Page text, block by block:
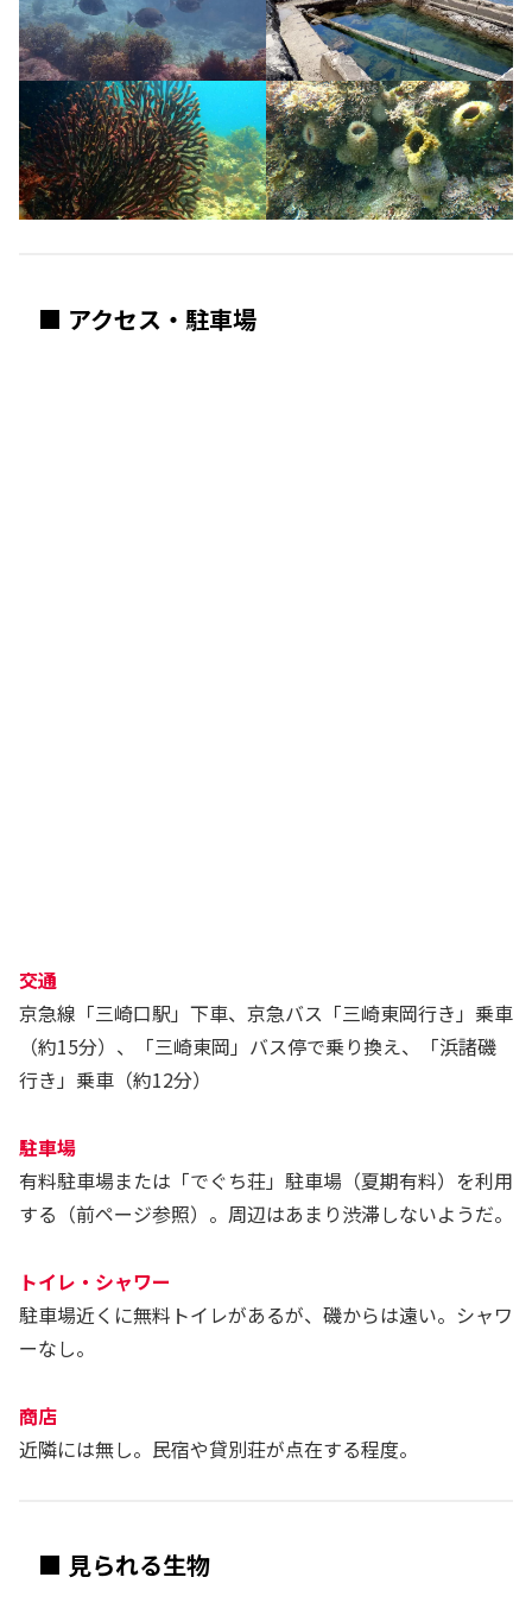
■ アクセス・駐車場
交通
京急線「三崎口駅」下車、京急バス「三崎東岡行き」乗車
（約15分）、「三崎東岡」バス停で乗り換え、「浜諸磯
行き」乗車（約12分）
駐車場
有料駐車場または「でぐち荘」駐車場（夏期有料）を利用
する（前ページ参照）。周辺はあまり渋滞しないようだ。
トイレ・シャワー
駐車場近くに無料トイレがあるが、磯からは遠い。シャワ
ーなし。
商店
近隣には無し。民宿や貸別荘が点在する程度。
■ 見られる生物